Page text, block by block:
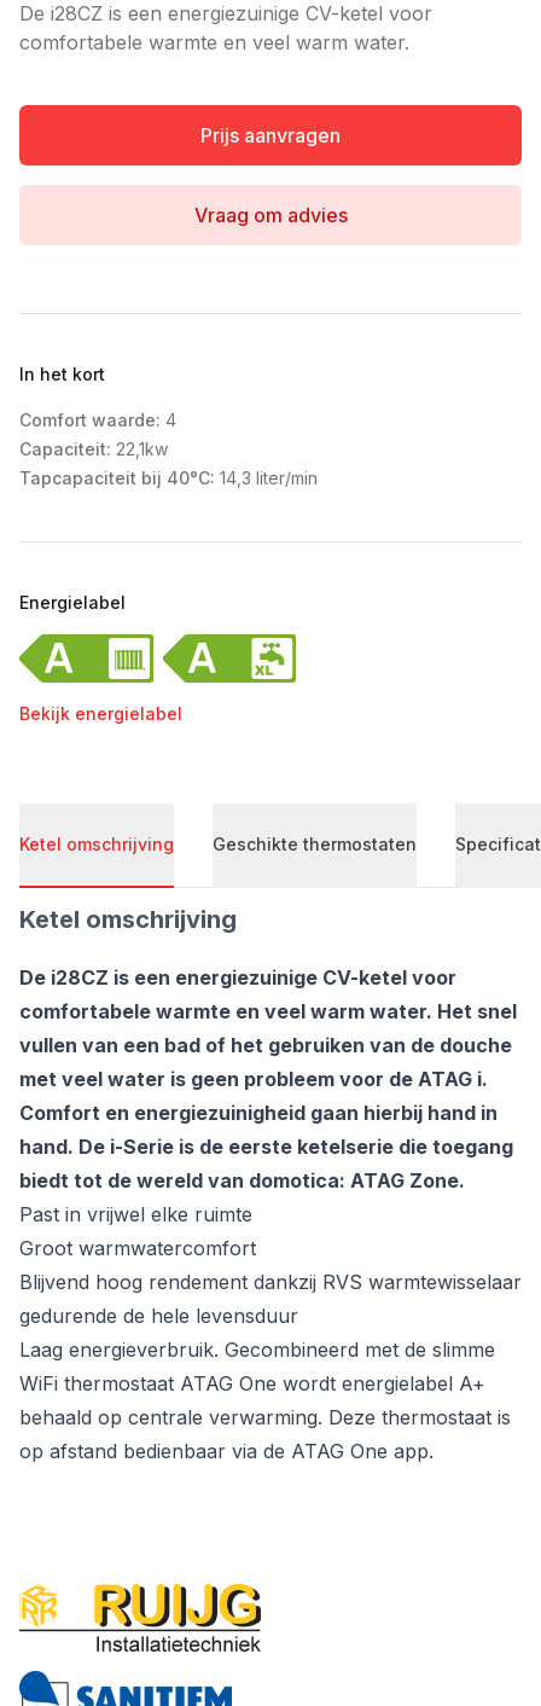
De i28CZ is een energiezuinige CV-ketel voor
comfortabele warmte en veel warm water.
Prijs aanvragen
Vraag om advies
In het kort
Comfort waarde: 4
Capaciteit: 22,1kw
Tapcapaciteit bij 40°C: 14,3 liter/min
Energielabel
Bekijk energielabel
Ketel omschrijving Geschikte thermostaten
Ketel omschrijving
De i28CZ is een energiezuinige CV-ketel voor
comfortabele warmte en veel warm water. Het snel
vullen van een bad of het gebruiken van de douche
met veel water is geen probleem voor de ATAG i.
Comfort en energiezuinigheid gaan hierbij hand in
hand. De i-Serie is de eerste ketelserie die toegang
biedt tot de wereld van domotica: ATAG Zone.
Past in vrijwel elke ruimte
Groot warmwatercomfort
Blijvend hoog rendement dankzij RVS warmtewisselaar
gedurende de hele levensduur
Laag energieverbruik. Gecombineerd met de slimme
WiFi thermostaat ATAG One wordt energielabel A+
behaald op centrale verwarming. Deze thermostaat is
op afstand bedienbaar via de ATAG One app.